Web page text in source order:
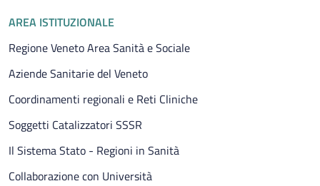
Piè di pagina
AREA ISTITUZIONALE
Regione Veneto Area Sanità e Sociale
Aziende Sanitarie del Veneto
Coordinamenti regionali e Reti Cliniche
Soggetti Catalizzatori SSSR
Il Sistema Stato - Regioni in Sanità
Collaborazione con Università